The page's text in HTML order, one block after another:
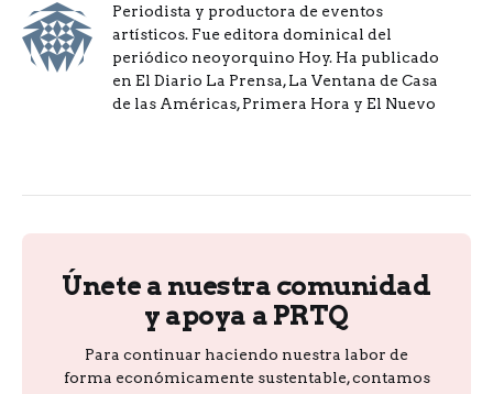
Periodista y productora de eventos
artísticos. Fue editora dominical del
periódico neoyorquino Hoy. Ha publicado
en El Diario La Prensa, La Ventana de Casa
de las Américas, Primera Hora y El Nuevo
Únete a nuestra comunidad
y apoya a PRTQ
Para continuar haciendo nuestra labor de
forma económicamente sustentable, contamos